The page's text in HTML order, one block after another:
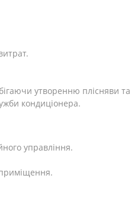
утворенню плісняви
кондиціонера.
управління.